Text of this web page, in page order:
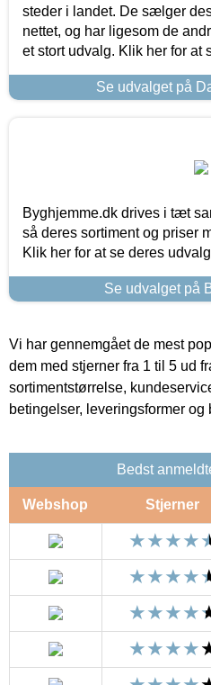
steder i landet. De sælger
nettet, og har ligesom de
et stort udvalg. Klik her for at
Se udvalget på
Byghjemme.dk drives i tæt
så deres sortiment og priser
Klik her for at se deres
Se udvalget på
Vi har gennemgået de mest
dem med stjerner fra 1 til 5 ud
sortimentstørrelse,
betingelser, leveringsformer
Bedst
Webshop Stjerner